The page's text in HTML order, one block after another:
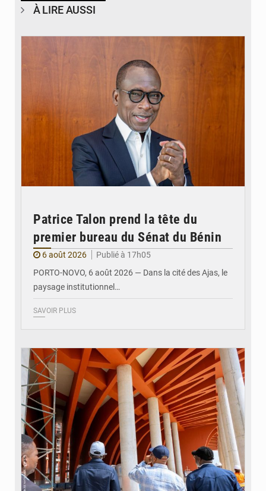
À LIRE AUSSI
Patrice Talon prend la tête du
premier bureau du Sénat du Bénin
6 août 2026
Publié à 17h05
PORTO-NOVO, 6 août 2026 — Dans la cité des Ajas, le
paysage institutionnel…
SAVOIR PLUS